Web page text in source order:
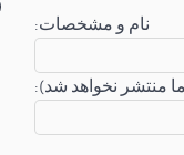
:نام و مشخصات
منتشر نخواهد شد)